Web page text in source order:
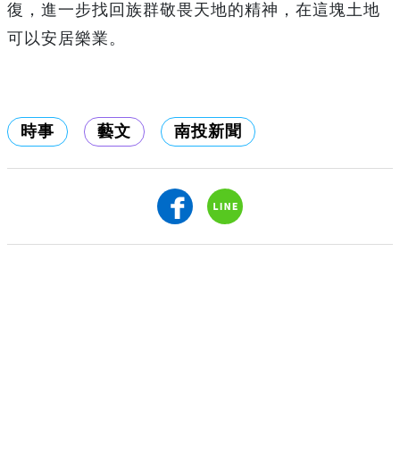
復，進一步找回族群敬畏天地的精神，在這塊土地
可以安居樂業。
時事 藝文 南投新聞